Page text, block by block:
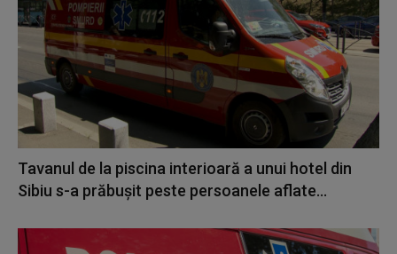
Tavanul de la piscina interioară a unui hotel din
Sibiu s-a prăbușit peste persoanele aflate...